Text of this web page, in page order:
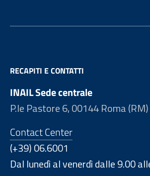
RECAPITI E CONTATTI
INAIL Sede centrale
P.le Pastore 6, 00144 Roma (RM)
Contact Center
(+39) 06.6001
Dal lunedì al venerdì dalle 9.00